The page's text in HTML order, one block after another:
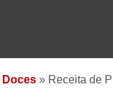
Doces » Receita de